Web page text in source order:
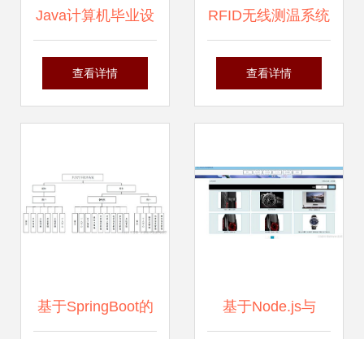
Java计算机毕业设
计管理系统 程序开
查看详情
RFID无线测温系统
在炼钢轧钢厂项目
查看详情
基于SpringBoot的 基于Node.js与